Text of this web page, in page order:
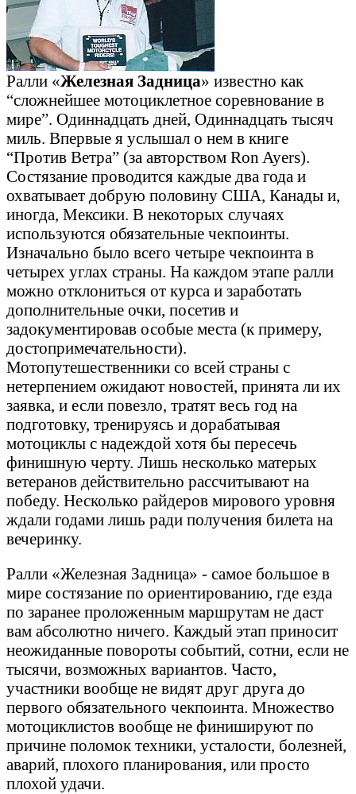
Ралли «Железная Задница» известно как
“сложнейшее мотоциклетное соревнование в
мире”. Одиннадцать дней, Одиннадцать тысяч
миль. Впервые я услышал о нем в книге
“Против Ветра” (за авторством Ron Ayers).
Состязание проводится каждые два года и
охватывает добрую половину США, Канады и,
иногда, Мексики. В некоторых случаях
используются обязательные чекпоинты.
Изначально было всего четыре чекпоинта в
четырех углах страны. На каждом этапе ралли
можно отклониться от курса и заработать
дополнительные очки, посетив и
задокументировав особые места (к примеру,
достопримечательности).
Мотопутешественники со всей страны с
нетерпением ожидают новостей, принята ли их
заявка, и если повезло, тратят весь год на
подготовку, тренируясь и дорабатывая
мотоциклы с надеждой хотя бы пересечь
финишную черту. Лишь несколько матерых
ветеранов действительно рассчитывают на
победу. Несколько райдеров мирового уровня
ждали годами лишь ради получения билета на
вечеринку.
Ралли «Железная Задница» - самое большое в
мире состязание по ориентированию, где езда
по заранее проложенным маршрутам не даст
вам абсолютно ничего. Каждый этап приносит
неожиданные повороты событий, сотни, если не
тысячи, возможных вариантов. Часто,
участники вообще не видят друг друга до
первого обязательного чекпоинта. Множество
мотоциклистов вообще не финишируют по
причине поломок техники, усталости, болезней,
аварий, плохого планирования, или просто
плохой удачи.